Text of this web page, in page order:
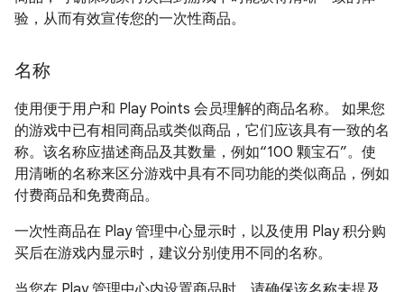
验，从而有效宣传您的一次性商品。
名称
使用便于用户和 Play Points 会员理解的商品名称。 如果您
的游戏中已有相同商品或类似商品，它们应该具有一致的名
称。该名称应描述商品及其数量，例如“100 颗宝石”。使
用清晰的名称来区分游戏中具有不同功能的类似商品，例如
付费商品和免费商品。
一次性商品在 Play 管理中心显示时，以及使用 Play 积分购
买后在游戏内显示时，建议分别使用不同的名称。